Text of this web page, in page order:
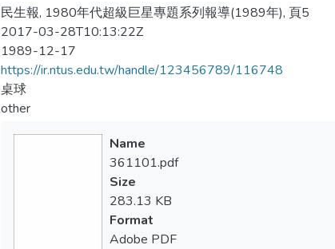
民生報, 1980年代超級巨星專題系列報導(1989年), 頁5
2017-03-28T10:13:22Z
1989-12-17
https://ir.ntus.edu.tw/handle/123456789/116748
桌球
other
Name
361101.pdf
Size
283.13 KB
Format
Adobe PDF